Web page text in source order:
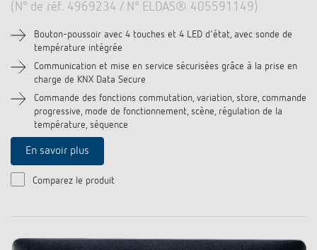
(N° de réf. 4969234 / N° ELDAS® 405591149)
Bouton-poussoir avec 4 touches et 4 LED d'état, avec sonde de
température intégrée
Communication et mise en service sécurisées grâce à la prise en
charge de KNX Data Secure
Commande des fonctions commutation, variation, store, commande
progressive, mode de fonctionnement, scène, régulation de la
température, séquence
En savoir plus
Comparez le produit